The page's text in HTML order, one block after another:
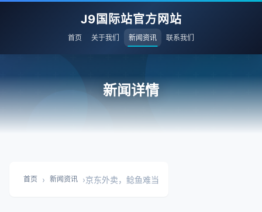
J9国际站官方网站
首页 关于我们 新闻资讯 联系我们
新闻详情
首页 › 新闻资讯 ›京东外卖，鲶鱼难当